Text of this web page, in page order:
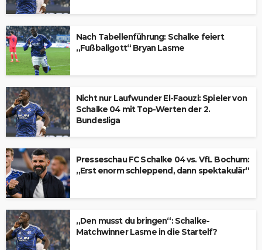
Nach Tabellenführung: Schalke feiert
„Fußballgott“ Bryan Lasme
Nicht nur Laufwunder El-Faouzi: Spieler von
Schalke 04 mit Top-Werten der 2.
Bundesliga
Presseschau FC Schalke 04 vs. VfL Bochum:
„Erst enorm schleppend, dann spektakulär“
„Den musst du bringen“: Schalke-
Matchwinner Lasme in die Startelf?